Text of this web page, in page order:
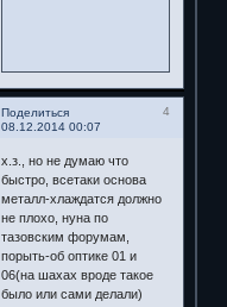
Поделиться
4
08.12.2014 00:07
х.з., но не думаю что
быстро, всетаки основа
металл-хлаждатся должно
не плохо, нуна по
тазовским форумам,
порыть-об оптике 01 и
06(на шахах вроде такое
было или сами делали)